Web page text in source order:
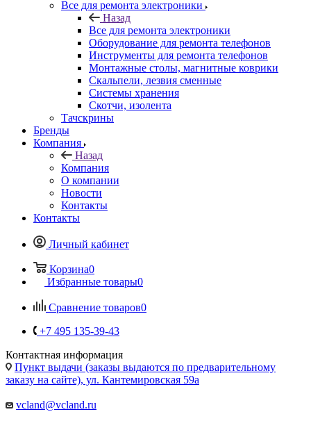
Все для ремонта электроники
Назад
Все для ремонта электроники
Оборудование для ремонта телефонов
Инструменты для ремонта телефонов
Монтажные столы, магнитные коврики
Скальпели, лезвия сменные
Системы хранения
Скотчи, изолента
Тачскрины
Бренды
Компания
Назад
Компания
О компании
Новости
Контакты
Контакты
Личный кабинет
Корзина0
Избранные товары0
Сравнение товаров0
+7 495 135-39-43
Контактная информация
Пункт выдачи (заказы выдаются по предварительному
заказу на сайте), ул. Кантемировская 59а
vcland@vcland.ru